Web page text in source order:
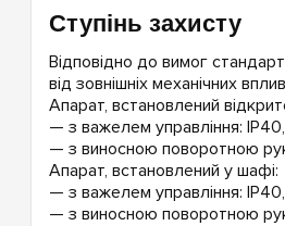
Ступінь захисту
Відповідно до вимог
від зовнішніх механічних
Апарат, встановлений
— з важелем управління:
— з виносною поворотною
Апарат, встановлений у шафі:
— з важелем управління:
— з виносною поворотною